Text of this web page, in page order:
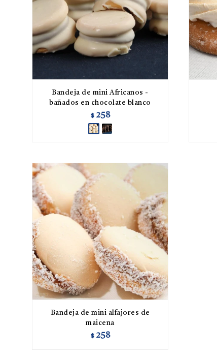
Bandeja de mini Africanos -
bañados en chocolate blanco
$ 258
Bandeja de mini alfajores de
maicena
$ 258